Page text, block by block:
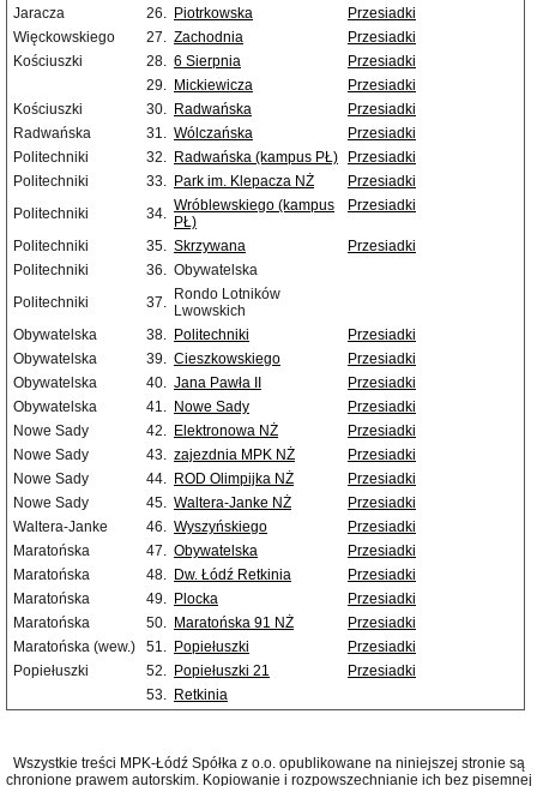
Jaracza
26. Piotrkowska
Przesiadki
Więckowskiego
27. Zachodnia
Przesiadki
Kościuszki
28. 6 Sierpnia
Przesiadki
29. Mickiewicza
Przesiadki
Kościuszki
30. Radwańska
Przesiadki
Radwańska
31. Wólczańska
Przesiadki
Politechniki
32. Radwańska (kampus PŁ)
Przesiadki
Politechniki
33. Park im. Klepacza NŻ
Przesiadki
Politechniki
34. Wróblewskiego (kampus
PŁ)
Przesiadki
Politechniki 35. Skrzywana
Przesiadki
Politechniki
36. Obywatelska
Politechniki
37. Rondo Lotników
Lwowskich
Obywatelska
38. Politechniki
Przesiadki
Obywatelska
39. Cieszkowskiego
Przesiadki
Obywatelska
40. Jana Pawła II
Przesiadki
Obywatelska
41. Nowe Sady
Przesiadki
Nowe Sady
42. Elektronowa NŻ
Przesiadki
Nowe Sady
43. zajezdnia MPK NŻ
Przesiadki
Nowe Sady
44. ROD Olimpijka NŻ
Przesiadki
Nowe Sady
45. Waltera-Janke NŻ
Przesiadki
Waltera-Janke
46. Wyszyńskiego
Przesiadki
Maratońska
47. Obywatelska
Przesiadki
Maratońska
48. Dw. Łódź Retkinia
Przesiadki
Maratońska
49. Plocka
Przesiadki
Maratońska
50. Maratońska 91 NŻ
Przesiadki
Maratońska (wew.)
51. Popiełuszki
Przesiadki
Popiełuszki
52. Popiełuszki 21
Przesiadki
53. Retkinia
Wszystkie treści MPK-Łódź Spółka z o.o. opublikowane na niniejszej stronie są
chronione prawem autorskim. Kopiowanie i rozpowszechnianie ich bez pisemnej